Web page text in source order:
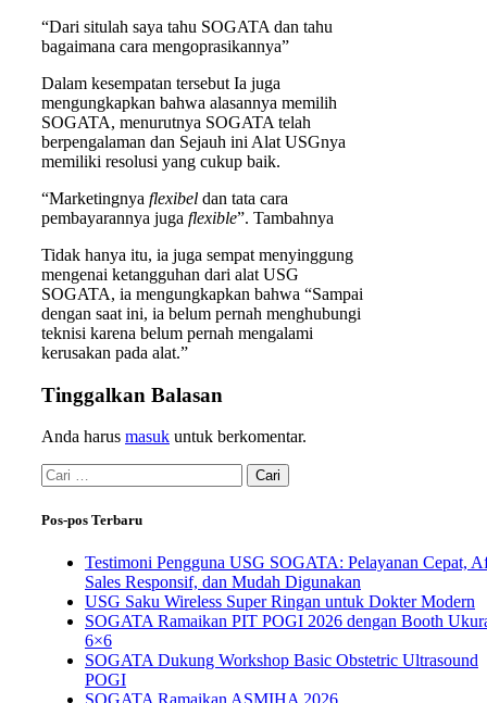
“Dari situlah saya tahu SOGATA dan tahu
bagaimana cara mengoprasikannya”
Dalam kesempatan tersebut Ia juga
mengungkapkan bahwa alasannya memilih
SOGATA, menurutnya SOGATA telah
berpengalaman dan Sejauh ini Alat USGnya
memiliki resolusi yang cukup baik.
“Marketingnya flexibel dan tata cara
pembayarannya juga flexible”. Tambahnya
Tidak hanya itu, ia juga sempat menyinggung
mengenai ketangguhan dari alat USG
SOGATA, ia mengungkapkan bahwa “Sampai
dengan saat ini, ia belum pernah menghubungi
teknisi karena belum pernah mengalami
kerusakan pada alat.”
Tinggalkan Balasan
Anda harus masuk untuk berkomentar.
Pos-pos Terbaru
Testimoni Pengguna USG SOGATA: Pelayanan Cepat,
Sales Responsif, dan Mudah Digunakan
USG Saku Wireless Super Ringan untuk Dokter Modern
SOGATA Ramaikan PIT POGI 2026 dengan Booth
6×6
SOGATA Dukung Workshop Basic Obstetric Ultrasound
POGI
SOGATA Ramaikan ASMIHA 2026